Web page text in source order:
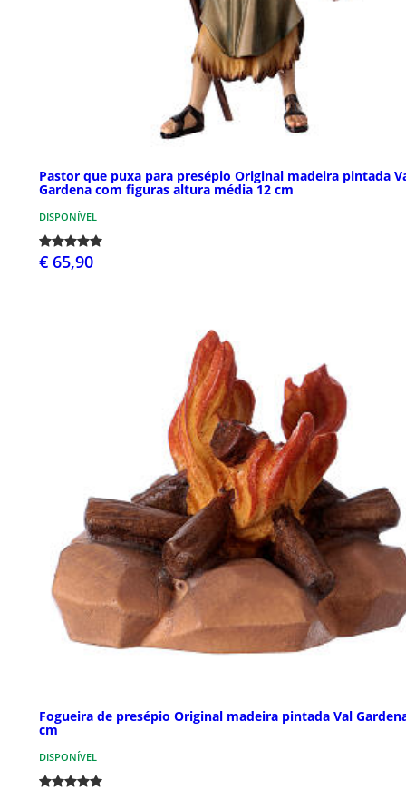
Pastor que puxa para presépio Original madeira pintada
Gardena com figuras altura média 12 cm
DISPONÍVEL
€ 65,90
Fogueira de presépio Original madeira pintada Val
cm
DISPONÍVEL